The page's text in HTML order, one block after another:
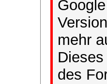
mehr
des